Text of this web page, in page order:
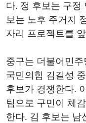
다. 정 후보는 구정
보는 노후 주거지
자리 프로젝트를
중구는 더불어민
국민의힘 김길성
후보가 경쟁한다.
팀으로 구민이 체
한다. 김 후보는 남